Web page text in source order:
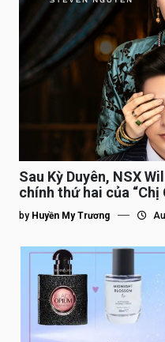
Sau Kỳ Duyên, NSX
chính thứ hai của “Chị
by Huyền My Trương